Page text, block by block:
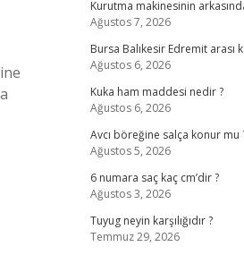
Kurutma makinesinin
Ağustos 7, 2026
Bursa Balıkesir Edremit arası
Ağustos 6, 2026
Kuka ham maddesi nedir ?
Ağustos 6, 2026
Avcı böreğine salça konur mu
Ağustos 5, 2026
6 numara saç kaç cm’dir ?
Ağustos 3, 2026
Tuyug neyin karşılığıdır ?
Temmuz 29, 2026